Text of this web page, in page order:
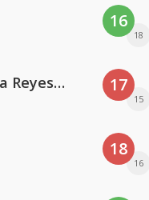
Kris Kross Amsterdam. Sofia Reyes & Tinie Tempah
16
18
17
15
18
16